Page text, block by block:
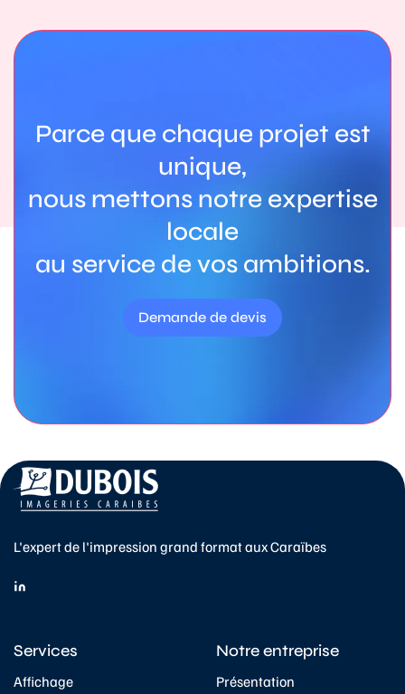
Parce que chaque projet est
unique,
nous mettons notre expertise
locale
au service de vos ambitions.
Demande de devis
L'expert de l'impression grand format aux Caraïbes
Services
Affichage
Notre entreprise
Présentation